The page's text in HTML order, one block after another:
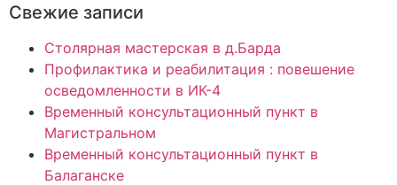
Свежие записи
Столярная мастерская в д.Барда
Профилактика и реабилитация : повешение
осведомленности в ИК-4
Временный консультационный пункт в
Магистральном
Временный консультационный пункт в
Балаганске